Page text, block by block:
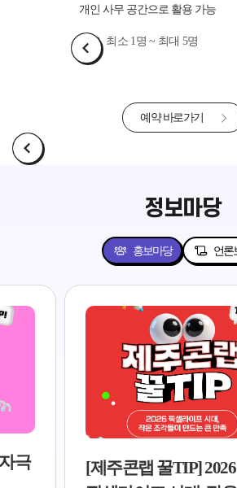
개인 사무 공간으로 활용 가능
최소 1명 ~ 최대 5명
예약 바로가기
정보마당
홍보마당 언론
극
[제주콘랩 꿀TIP] 2026